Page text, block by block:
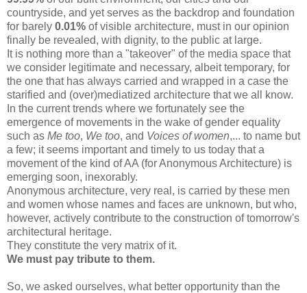
countryside, and yet serves as the backdrop and foundation
for barely 0.01% of visible architecture, must in our opinion
finally be revealed, with dignity, to the public at large.
It is nothing more than a "takeover" of the media space that
we consider legitimate and necessary, albeit temporary, for
the one that has always carried and wrapped in a case the
starified and (over)mediatized architecture that we all know.
In the current trends where we fortunately see the
emergence of movements in the wake of gender equality
such as Me too, We too, and Voices of women,... to name but
a few; it seems important and timely to us today that a
movement of the kind of AA (for Anonymous Architecture) is
emerging soon, inexorably.
Anonymous architecture, very real, is carried by these men
and women whose names and faces are unknown, but who,
however, actively contribute to the construction of tomorrow's
architectural heritage.
They constitute the very matrix of it.
We must pay tribute to them.
So, we asked ourselves, what better opportunity than the